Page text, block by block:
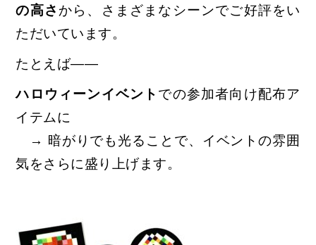
の高さ から、
さまざまなシーンでご好評をい
ただいています。
たとえば――
ハロウィーンイベント での参加者向け配布ア
イテムに
→ 暗がりでも光ることで、イベントの雰囲
気をさらに盛り上げます。